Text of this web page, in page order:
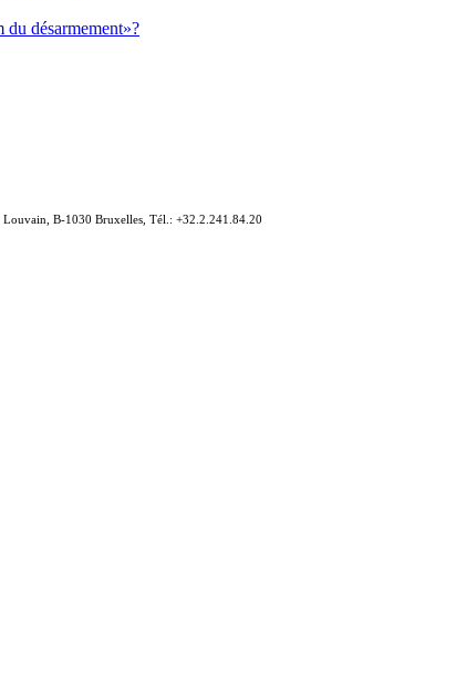
du désarmement»?
Louvain, B-1030 Bruxelles, Tél.: +32.2.241.84.20